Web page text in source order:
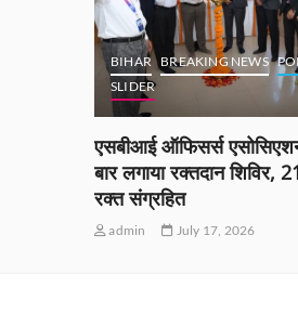
BIHAR BREAKING NEWS
SLIDER
एसबीआई ऑफिसर्स
बार लगाया रक्तदान शिविर,
रक्त संग्रहित
admin July 17, 2026